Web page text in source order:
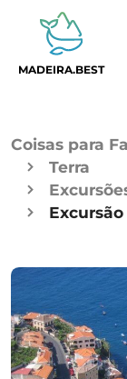
MADEIRA.BEST
Coisas para
Terra